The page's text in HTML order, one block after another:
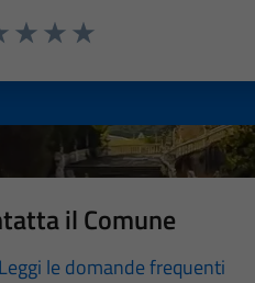
il Comune
Leggi le domande frequenti